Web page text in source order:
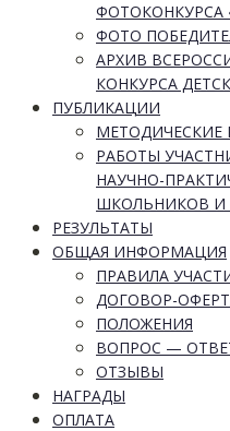
ФОТО
АРХИВ
КОНКУРСА
ПУБЛИКАЦИИ
МЕТОДИЧЕСКИЕ
РАБОТЫ
НАУЧНО-
ШКОЛЬНИКОВ И
РЕЗУЛЬТАТЫ
ОБЩАЯ ИНФОРМАЦИЯ
ПРАВИЛА
ДОГОВОР-
ПОЛОЖЕНИЯ
ВОПРОС —
ОТЗЫВЫ
НАГРАДЫ
ОПЛАТА